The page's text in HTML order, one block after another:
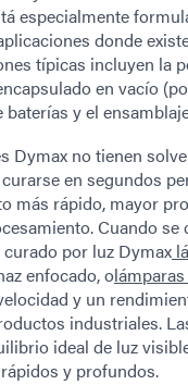
especialmente
donde
típicas incluyen la
en vacío
y el
Dymax no tienen
en segundos
más rápido, mayor
Cuando se
por luz Dymax
enfocado, o
y un
industriales.
ideal de luz
y profundos.